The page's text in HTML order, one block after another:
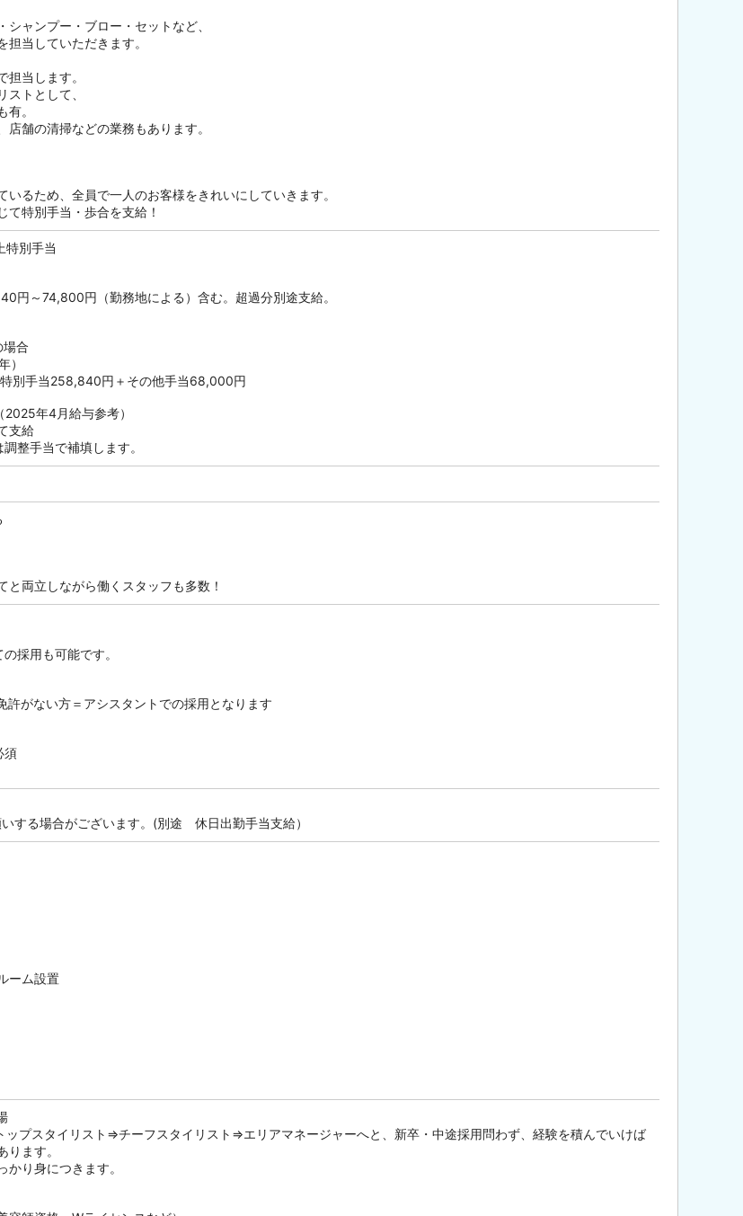
ャンプー・ブロー・セットなど、
当していただきます。
当します。
トとして、
。
舗の清掃などの業務もあります。
るため、全員で一人のお客様をきれいにしていきます。
て特別手当・歩合を支給！
特別手当
円～74,800円（勤務地による）含む。超過分別途支給。
合
）
別手当258,840円＋その他手当68,000円
年4月給与参考）
支給
整手当で補填します。
両立しながら働くスタッフも多数！
採用も可能です。
がない方＝アシスタントでの採用となります
須
する場合がございます。(別途 休日出勤手当支給）
ーム設置
プスタイリスト⇒チーフスタイリスト⇒エリアマネージャーへと、新卒・中途採用問わず、経験を積んでいけば
ます。
り身につきます。